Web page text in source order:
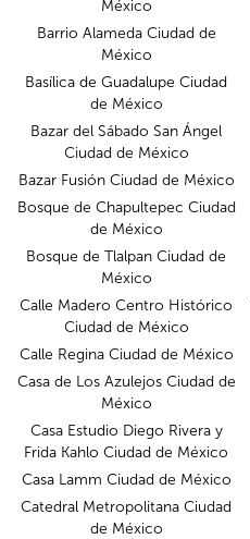
México
Barrio Alameda Ciudad de
México
Basílica de Guadalupe Ciudad
de México
Bazar del Sábado San Ángel
Ciudad de México
Bazar Fusión Ciudad de México
Bosque de Chapultepec Ciudad
de México
Bosque de Tlalpan Ciudad de
México
Calle Madero Centro Histórico
Ciudad de México
Calle Regina Ciudad de México
Casa de Los Azulejos Ciudad de
México
Casa Estudio Diego Rivera y
Frida Kahlo Ciudad de México
Casa Lamm Ciudad de México
Catedral Metropolitana Ciudad
de México